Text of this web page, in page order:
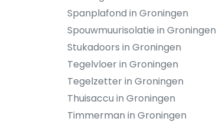
Spanplafond in Groningen
Spouwmuurisolatie in Groningen
Stukadoors in Groningen
Tegelvloer in Groningen
Tegelzetter in Groningen
Thuisaccu in Groningen
Timmerman in Groningen